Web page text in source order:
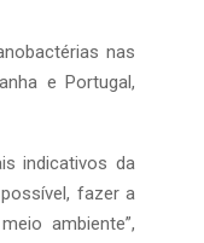
nas
e Portugal,
indicativos da
fazer a
ambiente”,